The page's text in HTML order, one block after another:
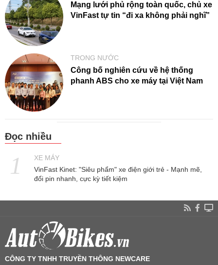
Mạng lưới phủ rộng toàn quốc, chủ xe
VinFast tự tin “đi xa không phải nghĩ”
TRONG NƯỚC
Công bố nghiên cứu về hệ thống
phanh ABS cho xe máy tại Việt Nam
Đọc nhiều
XE MÁY
VinFast Kinet: "Siêu phẩm" xe điện giới trẻ - Mạnh mẽ,
đổi pin nhanh, cực kỳ tiết kiệm
CÔNG TY TNHH TRUYỀN THÔNG NEWCARE